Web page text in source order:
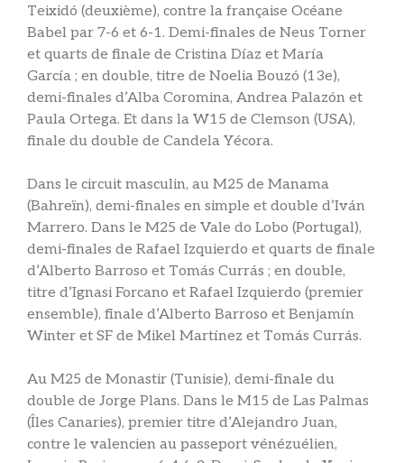
Teixidó (deuxième), contre la française Océane
Babel par 7-6 et 6-1. Demi-finales de Neus Torner
et quarts de finale de Cristina Díaz et María
García ; en double, titre de Noelia Bouzó (13e),
demi-finales d’Alba Coromina, Andrea Palazón et
Paula Ortega. Et dans la W15 de Clemson (USA),
finale du double de Candela Yécora.
Dans le circuit masculin, au M25 de Manama
(Bahreïn), demi-finales en simple et double d’Iván
Marrero. Dans le M25 de Vale do Lobo (Portugal),
demi-finales de Rafael Izquierdo et quarts de finale
d’Alberto Barroso et Tomás Currás ; en double,
titre d’Ignasi Forcano et Rafael Izquierdo (premier
ensemble), finale d’Alberto Barroso et Benjamín
Winter et SF de Mikel Martínez et Tomás Currás.
Au M25 de Monastir (Tunisie), demi-finale du
double de Jorge Plans. Dans le M15 de Las Palmas
(Îles Canaries), premier titre d’Alejandro Juan,
contre le valencien au passeport vénézuélien,